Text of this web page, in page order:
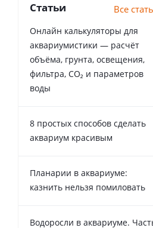
Статьи Все
Онлайн калькуляторы для
аквариумистики — расчёт
объёма, грунта, освещения,
фильтра, CO₂ и параметров
воды
8 простых способов сделать
аквариум красивым
Планарии в аквариуме:
казнить нельзя помиловать
Водоросли в аквариуме.